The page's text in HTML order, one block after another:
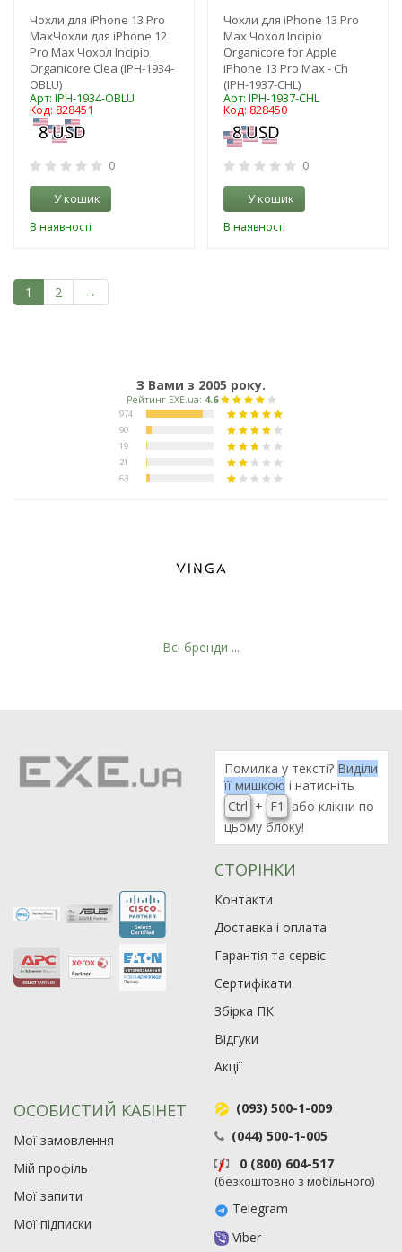
Чохли для iPhone 13 Pro
MaxЧохли для iPhone 12
Pro Max Чохол Incipio
Organicore Clea (IPH-1934-
OBLU)
Арт: IPH-1934-OBLU
Код: 828451
0
У кошик
В наявності
Чохли для iPhone 13 Pro
Max Чохол Incipio
Organicore for Apple
iPhone 13 Pro Max - Ch
(IPH-1937-CHL)
Арт: IPH-1937-CHL
Код: 828450
0
У кошик
В наявності
1 2 →
З Вами з 2005 року.
Всі бренди ...
Помилка у тексті? Виділи
її мишкою і натисніть
Ctrl + F1
або клікни по
цьому блоку!
СТОРІНКИ
Контакти
Доставка і оплата
Гарантія та сервіс
Сертифікати
Збірка ПК
Відгуки
Акції
ОСОБИСТИЙ КАБІНЕТ
Мої замовлення
Мій профіль
Мої запити
Мої підписки
(093) 500-1-009
(044) 500-1-005
0 (800) 604-517
(безкоштовно з мобільного)
Telegram
Viber